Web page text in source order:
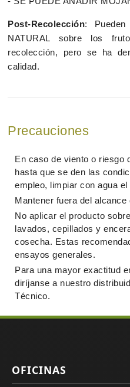
Post-Recolección: Pueden
NATURAL sobre los
recolección, pero se ha
calidad.
Precauciones
En caso de viento o riesgo
hasta que se den las
empleo, limpiar con agua el
Mantener fuera del alcance
No aplicar el producto
lavados, cepillados y
cosecha. Estas
ensayos generales.
Para una mayor exactitud
diríjanse a nuestro
Técnico.
OFICINAS